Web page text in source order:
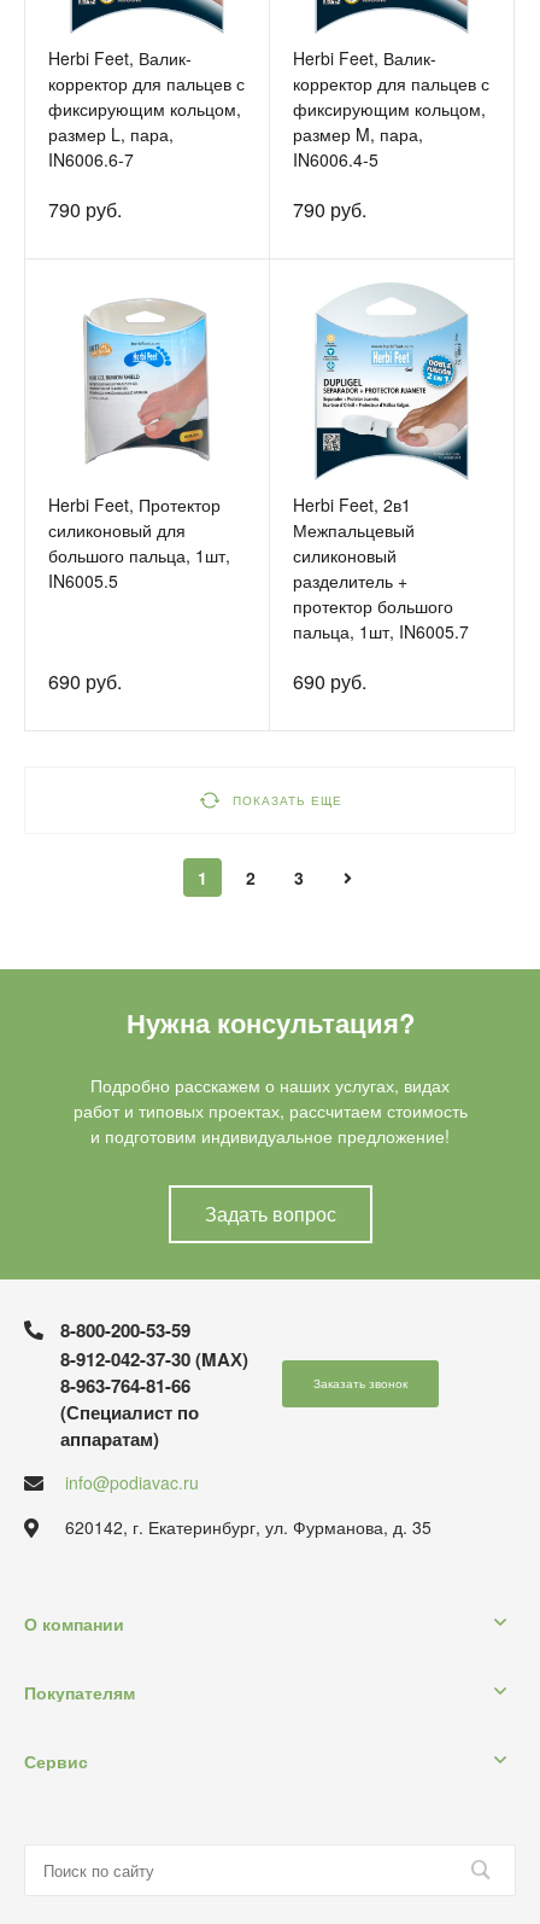
Herbi Feet, Валик-
корректор для пальцев с
фиксирующим кольцом,
размер L, пара,
IN6006.6-7
790 руб.
Herbi Feet, Валик-
корректор для пальцев с
фиксирующим кольцом,
размер M, пара,
IN6006.4-5
790 руб.
Herbi Feet, Протектор
силиконовый для
большого пальца, 1шт,
IN6005.5
690 руб.
Herbi Feet, 2в1
Межпальцевый
силиконовый
разделитель +
протектор большого
пальца, 1шт, IN6005.7
690 руб.
ПОКАЗАТЬ ЕЩЕ
1 2 3
Нужна консультация?
Подробно расскажем о наших услугах, видах
работ и типовых проектах, рассчитаем стоимость
и подготовим индивидуальное предложение!
Задать вопрос
8-800-200-53-59
8-912-042-37-30 (MAХ)
8-963-764-81-66
(Специалист по
аппаратам)
Заказать звонок
info@podiavac.ru
620142, г. Екатеринбург, ул. Фурманова, д. 35
О компании
Покупателям
Сервис